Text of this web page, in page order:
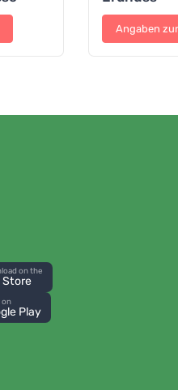
Angaben
on the
Store
on
Play